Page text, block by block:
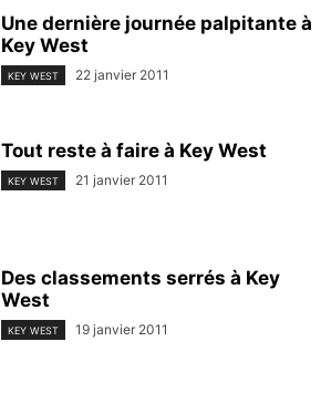
Une dernière journée palpitante à
Key West
KEY WEST 22 janvier 2011
Tout reste à faire à Key West
KEY WEST 21 janvier 2011
Des classements serrés à Key
West
KEY WEST 19 janvier 2011